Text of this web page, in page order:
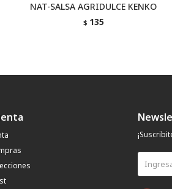
NAT-SALSA AGRIDULCE KENKO
$ 135